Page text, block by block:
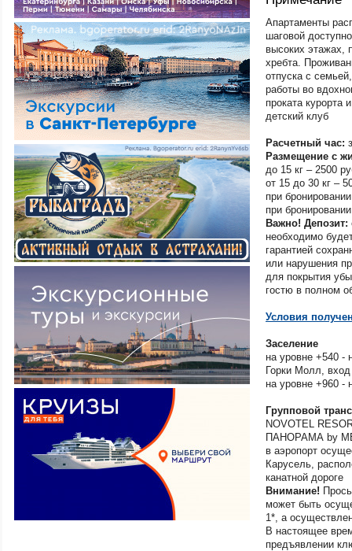
Калининградская
Калининградская
Калужская
Камчатский край
Кемерово
Кемеровская
Киров
Кисловодск
Краснодар
Красноярск
Красноярский
Круизы
Крым (Большая
Профессорский
Крым (Большая
Маяк-Партенит
Крым (Большая
Семидворье-
Крым (Большая
Крым (Большая
Крым
Крым (Западный
Евпатория-
Крым (Западный
Крым (Западный
Мирный
Крым (Западный
Севастополь-
Крым (Западный
Черноморское-
Крым
Курганская обл.
Ленинградская
Магнитогорск
Махачкала
Апартаменты
шаговой
высоких этажах,
хребта.
отпуска с
работы во
проката курорта
детский клуб
Расчетный час:
Размещение с
до 15 кг – 2500
от 15 до 30 кг –
при
при
Важно! Депозит:
необходимо
гарантией
или нарушения
для покрытия
гостю в полном
Условия
Заселение
на уровне +540 -
Горки Молл,
на уровне +960 -
Групповой
NOVOTEL
ПАНОРАМА by
в аэропорт
Карусель,
канатной дороге
Внимание!
может быть
1*, а
В настоящее
предъявлении